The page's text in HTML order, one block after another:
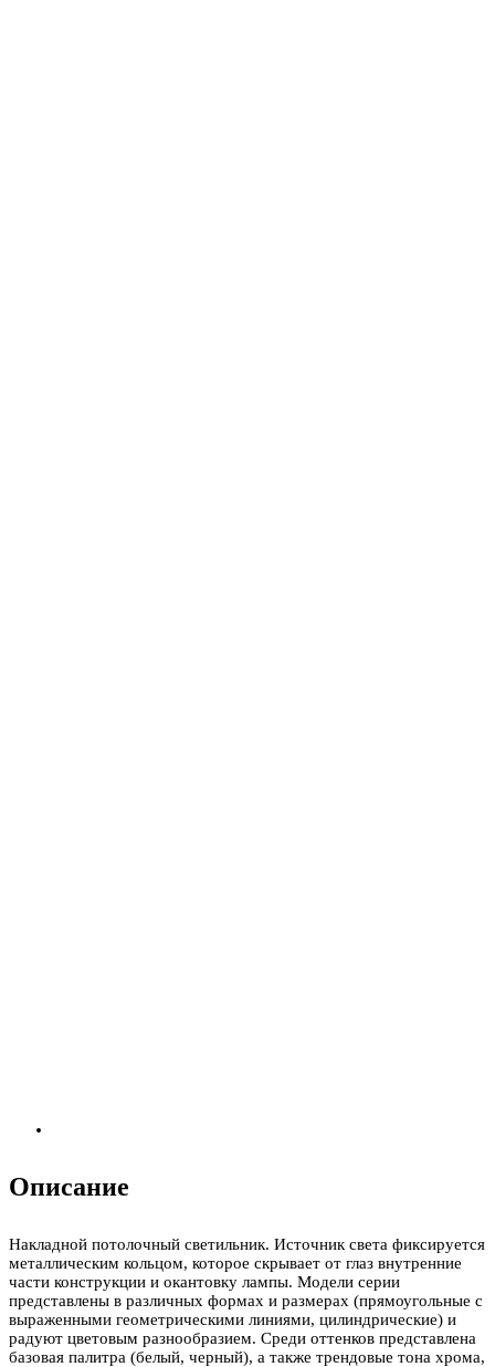
Описание
Накладной потолочный светильник. Источник света фиксируется
металлическим кольцом, которое скрывает от глаз внутренние
части конструкции и окантовку лампы. Модели серии
представлены в различных формах и размерах (прямоугольные с
выраженными геометрическими линиями, цилиндрические) и
радуют цветовым разнообразием. Среди оттенков представлена
базовая палитра (белый, черный), а также трендовые тона хрома,